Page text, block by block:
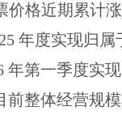
价格近期累计
年度实现归
年第一季度实
前整体经营规